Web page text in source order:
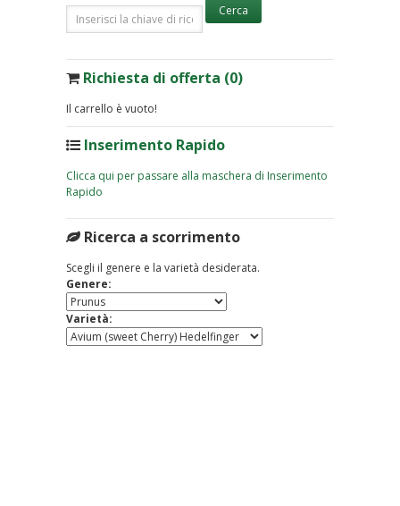
Richiesta di offerta (0)
Il carrello è vuoto!
Inserimento Rapido
Clicca qui per passare alla maschera di Inserimento
Rapido
Ricerca a scorrimento
Scegli il genere e la varietà desiderata.
Genere:
Varietà: